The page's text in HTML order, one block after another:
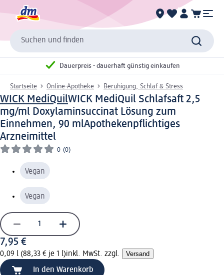
Suchen und finden
Dauerpreis - dauerhaft günstig einkaufen
Startseite Online-Apotheke Beruhigung, Schlaf & Stress
WICK MediQuilWICK MediQuil Schlafsaft 2,5
mg/ml Doxylaminsuccinat Lösung zum
Einnehmen, 90 mlApothekenpflichtiges
Arzneimittel
0 (0)
Vegan
Vegan
7,95 €
0,09 l (88,33 € je 1 l)inkl. MwSt. zzgl. Versand
In den Warenkorb